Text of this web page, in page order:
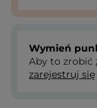
Wymień
Aby to zrobić
zarejestruj się